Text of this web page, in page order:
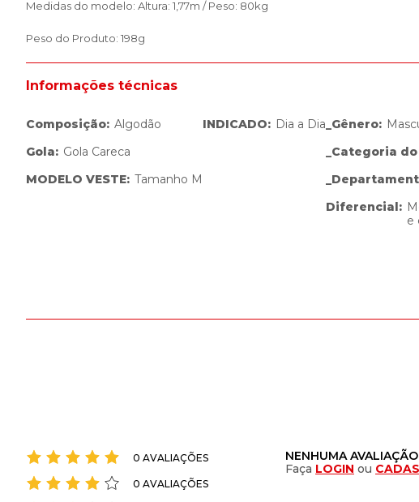
Medidas do modelo: Altura: 1,77m / Peso: 80kg
Peso do Produto: 198g
Informações técnicas
Composição: Algodão
Gola: Gola Careca
MODELO VESTE: Tamanho M
INDICADO: Dia a Dia _Gênero:
_Categoria
Diferencial:
e
0 AVALIAÇÕES
0 AVALIAÇÕES
NENHUMA
Faça LOGIN ou